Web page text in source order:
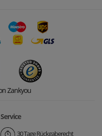
Service
30 Tage Rückgaberecht